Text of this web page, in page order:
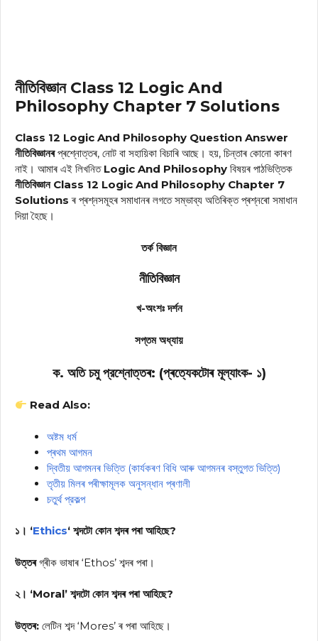
নীতিবিজ্ঞান Class 12 Logic And
Philosophy Chapter 7 Solutions
Class 12 Logic And Philosophy Question Answer
নীতিবিজ্ঞানৰপ্ৰশ্নোত্তৰ, নোট বা সহায়িকা বিচাৰি আছে। হয়, চিন্তাৰ কোনো কাৰণ
নাই। আমাৰ এই লিখনিত Logic And Philosophy বিষয়ৰ পাঠভিত্তিক
নীতিবিজ্ঞান Class 12 Logic And Philosophy Chapter 7
Solutionsৰ প্ৰশ্নসমূহৰ সমাধানৰ লগতে সম্ভাব্য অতিৰিক্ত প্ৰশ্নৰো সমাধান
দিয়া হৈছে।
তর্ক বিজ্ঞান
নীতিবিজ্ঞান
খ-অংশঃ দর্শন
সপ্তম অধ্যায়
ক. অতি চমু প্রশ্নোত্তৰ: (প্ৰত্যেকটোৰ মূল্যাংক- ১)
Read Also:
অষ্টম ধৰ্ম
প্ৰথম আগমন
দ্বিতীয় আগমনৰ ভিত্তি (কাৰ্যকৰণ বিধি আৰু আগমনৰ বস্তুগত ভিত্তি)
তৃতীয় মিলৰ পৰীক্ষামূলক অনুসন্ধান প্ৰণালী
চতুৰ্থ প্রকল্প
১। ‘Ethics‘ শব্দটো কোন শব্দৰ পৰা আহিছে?
উত্তৰগ্ৰীক ভাষাৰ ‘Ethos’ শব্দৰ পৰা।
২। ‘Moral’ শব্দটো কোন শব্দৰ পৰা আহিছে?
উত্তৰ: লেটিন শব্দ ‘Mores’ ৰ পৰা আহিছে।